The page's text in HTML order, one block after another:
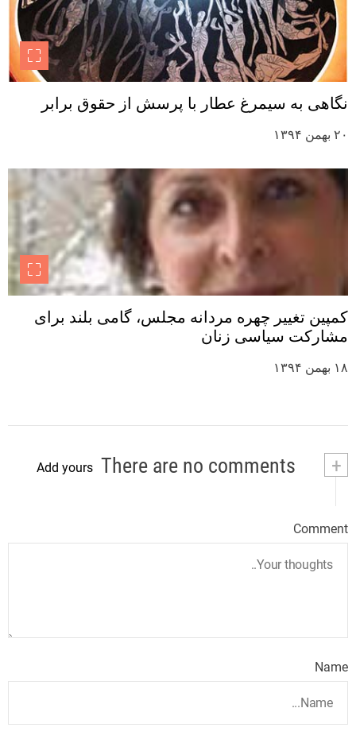
نگاهی به سیمرغ عطار با پرسش از حقوق برابر
۲۰ بهمن ۱۳۹۴
کمپین تغییر چهره مردانه مجلس، گامی بلند برای
مشارکت سیاسی زنان
۱۸ بهمن ۱۳۹۴
+
Add yours
Comment
Name